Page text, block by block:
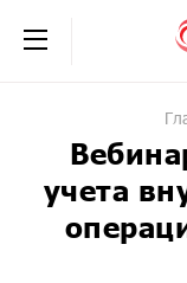
+7 (495) 230-
обратная связь
учета